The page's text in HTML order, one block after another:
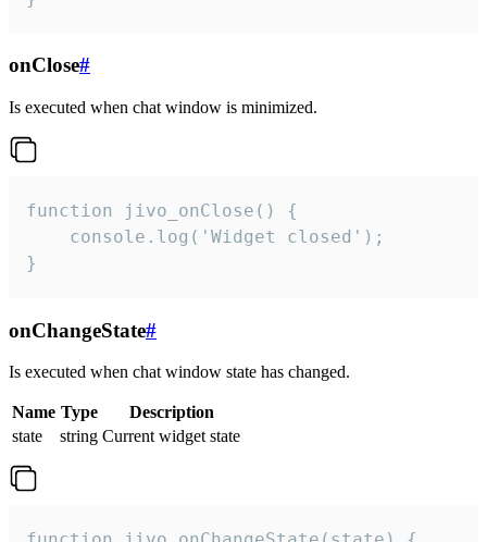
onClose#
Is executed when chat window is minimized.
function jivo_onClose() {
    console.log('Widget closed');
}
onChangeState#
Is executed when chat window state has changed.
Name Type
Description
state
string Current widget state